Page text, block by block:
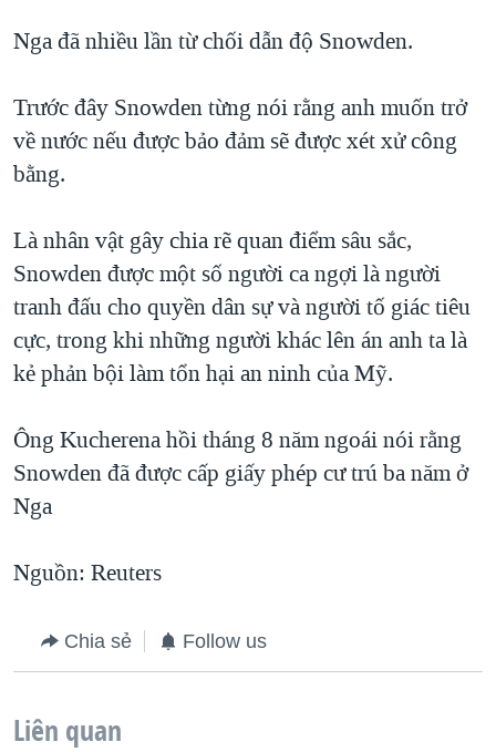
Nga đã nhiều lần từ chối dẫn độ Snowden.
Trước đây Snowden từng nói rằng anh muốn trở
về nước nếu được bảo đảm sẽ được xét xử công
bằng.
Là nhân vật gây chia rẽ quan điểm sâu sắc,
Snowden được một số người ca ngợi là người
tranh đấu cho quyền dân sự và người tố giác tiêu
cực, trong khi những người khác lên án anh ta là
kẻ phản bội làm tổn hại an ninh của Mỹ.
Ông Kucherena hồi tháng 8 năm ngoái nói rằng
Snowden đã được cấp giấy phép cư trú ba năm ở
Nga
Nguồn: Reuters
Chia sẻ Follow us
Liên quan